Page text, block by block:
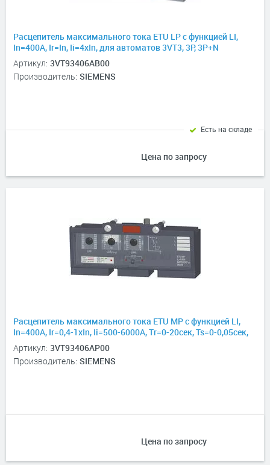
Расцепитель максимального тока ETU LP с функцией LI,
In=400А, Ir=In, Ii=4xIn, для автоматов 3VT3, 3P, 3P+N
Артикул: 3VT93406AB00
Производитель: SIEMENS
Цена по запросу
Есть на складе
Расцепитель максимального тока ETU MP с функцией LI,
In=400А, Ir=0,4-1хIn, Ii=500-6000А, Tr=0-20сек, Ts=0-0,05сек,
для 3VT3
Артикул: 3VT93406AP00
Производитель: SIEMENS
Цена по запросу